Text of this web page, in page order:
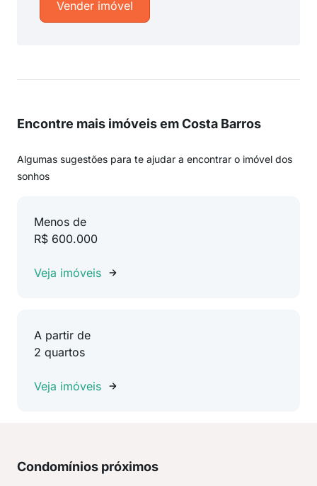
Vender imóvel
Encontre mais imóveis em Costa Barros
Algumas sugestões para te ajudar a encontrar o imóvel dos
sonhos
Menos de
R$ 600.000
Veja imóveis
A partir de
2 quartos
Veja imóveis
Condomínios próximos